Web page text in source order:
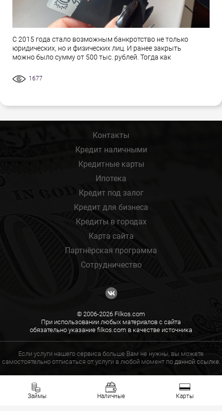
С 2015 года стало возможным банкротство не только
юридических, но и физических лиц. И ранее закрыть
можно было сумму от 500 тыс. рублей. Тогда как
1677
Займы Наличные Карты
Контакты
Кредит наличными
Кредитные карты
Ипотека
Кредит под залог
Кредит для бизнеса
Кредиты в городах
Карта сайта
Партнёрская программа
Сотрудничество
© 2006-2026 Filkos.com
При использовании любых материалов с сайта
обязательно указание filkos.com в качестве источника
Если услуги нашего сервиса больше Вам не нужны, вы можете
самостоятельно отписаться от услуги в любой момент по данной ссылке.